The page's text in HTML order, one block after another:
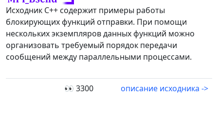
Исходник С++ содержит примеры работы
блокирующих функций отправки. При помощи
нескольких экземпляров данных функций можно
организовать требуемый порядок передачи
сообщений между параллельными процессами.
👀 3300 описание исходника ->